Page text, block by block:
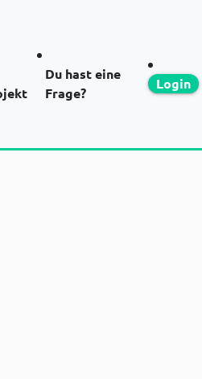
Du hast eine
Frage?
Login